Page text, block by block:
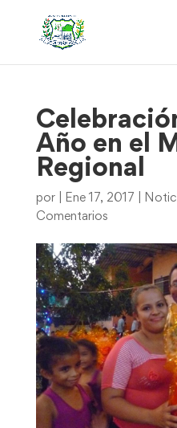
Año en el
Regional
por Ene 17, 2017
Comentarios